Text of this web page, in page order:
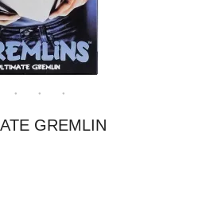
GREMLIN